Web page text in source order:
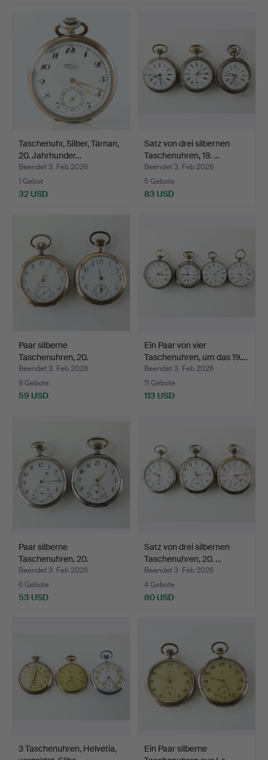
Taschenuhr, Silber, Tärnan,
20. Jahrhunder…
Beendet 3. Feb 2026
1 Gebot
32 USD
Satz von drei silbernen
Taschenuhren, 19. …
Beendet 3. Feb 2026
5 Gebote
83 USD
Paar silberne
Taschenuhren, 20.
Jahrhunder…
Beendet 3. Feb 2026
9 Gebote
59 USD
Ein Paar von vier
Taschenuhren, um das 19.…
Beendet 3. Feb 2026
11 Gebote
113 USD
Paar silberne
Taschenuhren, 20.
Jahrhunder…
Beendet 3. Feb 2026
6 Gebote
53 USD
Satz von drei silbernen
Taschenuhren, 20. …
Beendet 3. Feb 2026
4 Gebote
80 USD
3 Taschenuhren, Helvetia,
Ein Paar silberne